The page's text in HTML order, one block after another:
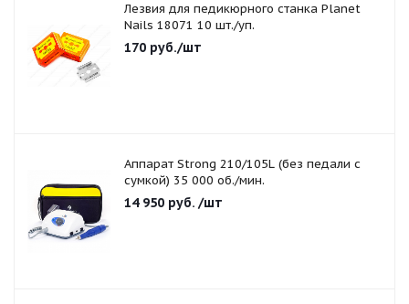
Лезвия для педикюрного станка Planet
Nails 18071 10 шт./уп.
170 руб./шт
Аппарат Strong 210/105L (без педали с
сумкой) 35 000 об./мин.
14 950 руб. /шт